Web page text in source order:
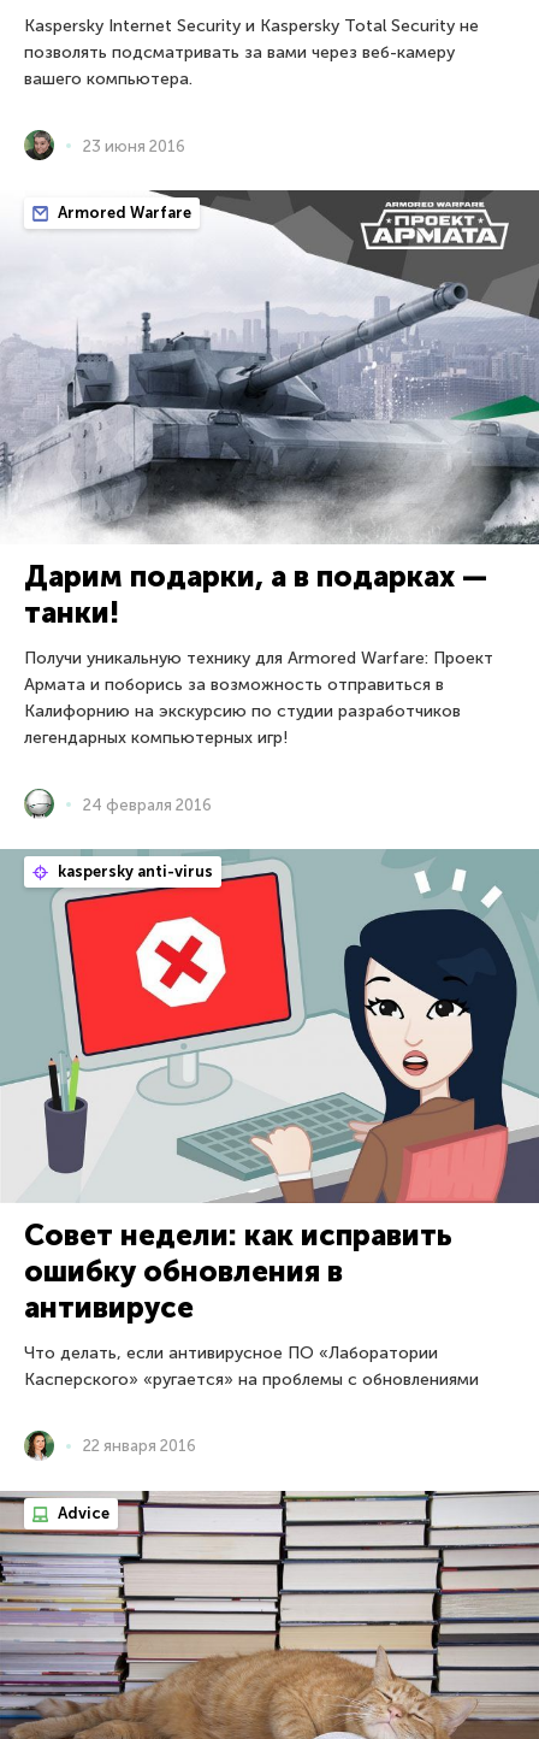
Kaspersky Internet Security и Kaspersky Total Security не
позволять подсматривать за вами через веб-камеру
вашего компьютера.
23 июня 2016
Armored Warfare
Дарим подарки, а в подарках —
танки!
Получи уникальную технику для Armored Warfare: Проект
Армата и поборись за возможность отправиться в
Калифорнию на экскурсию по студии разработчиков
легендарных компьютерных игр!
24 февраля 2016
kaspersky anti-virus
Совет недели: как исправить
ошибку обновления в
антивирусе
Что делать, если антивирусное ПО «Лаборатории
Касперского» «ругается» на проблемы с обновлениями
22 января 2016
Advice